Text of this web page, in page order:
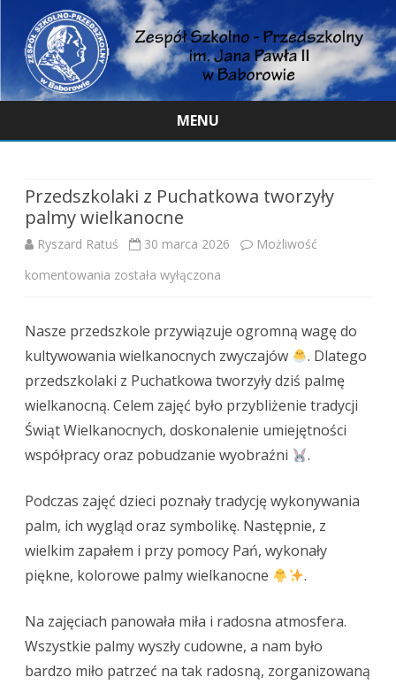
MENU
Przedszkolaki z Puchatkowa tworzyły
palmy wielkanocne
Ryszard Ratuś 30 marca 2026
Możliwość
komentowania Przedszkolaki
Puchatkowa
palmy
wielkanocne
została wyłączona
Nasze przedszkole przywiązuje ogromną wagę do
kultywowania wielkanocnych zwyczajów
. Dlatego
przedszkolaki z Puchatkowa tworzyły dziś palmę
wielkanocną. Celem zajęć było przybliżenie tradycji
Świąt Wielkanocnych, doskonalenie umiejętności
współpracy oraz pobudzanie wyobraźni
.
Podczas zajęć dzieci poznały tradycję wykonywania
palm, ich wygląd oraz symbolikę. Następnie, z
wielkim zapałem i przy pomocy Pań, wykonały
piękne, kolorowe palmy wielkanocne
.
Na zajęciach panowała miła i radosna atmosfera.
Wszystkie palmy wyszły cudowne, a nam było
bardzo miło patrzeć na tak radosną, zorganizowaną